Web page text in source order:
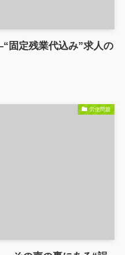
固定残業代込み”求人の
労使問題